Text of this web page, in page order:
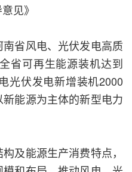
见》
南省风电、光伏发电高质
省可再生能源装机达到
光伏发电新增装机2000
能源为主体的新型电力
及能源生产消费特点，